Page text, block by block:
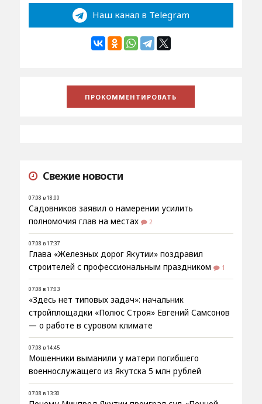
Наш канал в Telegram
Свежие новости
07.08 в 18:00
Садовников заявил о намерении усилить
полномочия глав на местах
2
07.08 в 17:37
Глава «Железных дорог Якутии» поздравил
строителей с профессиональным праздником
1
07.08 в 17:03
«Здесь нет типовых задач»: начальник
стройплощадки «Полюс Строя» Евгений Самсонов
— о работе в суровом климате
07.08 в 14:45
Мошенники выманили у матери погибшего
военнослужащего из Якутска 5 млн рублей
07.08 в 13:30